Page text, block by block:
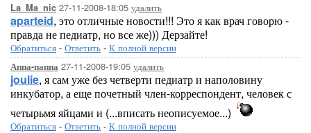
La_Ma_nic 27-11-2008-18:05 удалить
aparteid, это отличные новости!!! Это я как врач говорю -
правда не педиатр, но все же))) Дерзайте!
Обратиться - Ответить - К полной версии
Аппа-паппа 27-11-2008-19:05 удалить
joulie, я сам уже без четверти педиатр и наполовину
инкубатор, а еще почетный член-корреспондент, человек с
четырьмя яйцами и (...вписать неописуемое...)
Обратиться - Ответить - К полной версии